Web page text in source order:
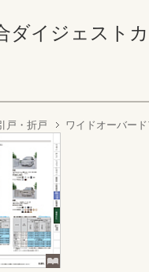
ダイジェスト
戸・折戸 ワイドオーバー